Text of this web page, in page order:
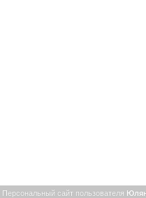
Персональный сайт пользователя